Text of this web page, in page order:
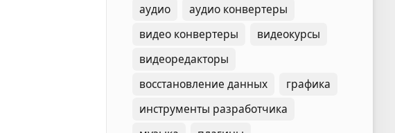
аудио
аудио конвертеры
видео конвертеры
видеокурсы
видеоредакторы
восстановление данных
графика
инструменты разработчика